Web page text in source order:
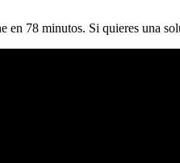
en 78 minutos. Si quieres una